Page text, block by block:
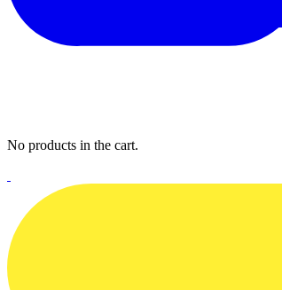
No products in the cart.